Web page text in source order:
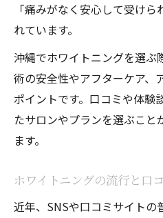
「痛みがなく安心して受け
れています。
沖縄でホワイトニングを選ぶ
術の安全性やアフターケア、
ポイントです。口コミや体験
たサロンやプランを選ぶこと
ます。
ホワイトニングの流行と口
近年、SNSや口コミサイトの